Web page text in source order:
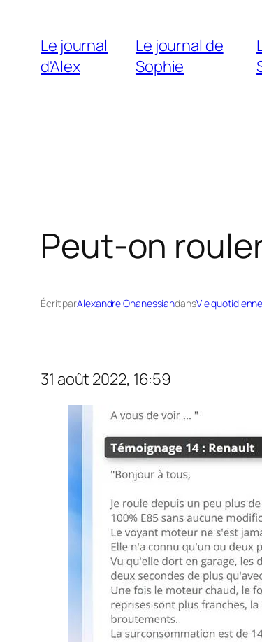
contenu
Le journal
d'Alex
Le journal de
Sophie
Peut-on
Écrit parAlexandre OhanessiandansVie quotidienne
31 août 2022, 16:59